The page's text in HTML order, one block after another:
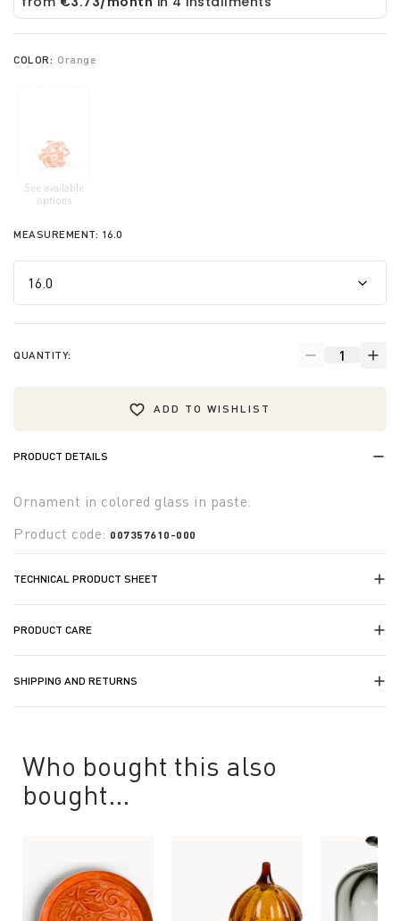
COLOR: Orange
See available
optionsselected
MEASUREMENT: 16.0
QUANTITY:
ADD TO WISHLIST
PRODUCT DETAILS
Ornament in colored glass in paste.
Product code: 007357610-000
TECHNICAL PRODUCT SHEET
PRODUCT CARE
SHIPPING AND RETURNS
Who bought this also
bought...